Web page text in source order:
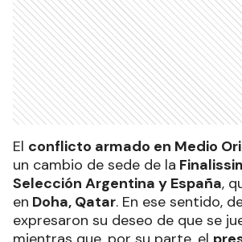
El conflicto armado en Medio
un cambio de sede de la